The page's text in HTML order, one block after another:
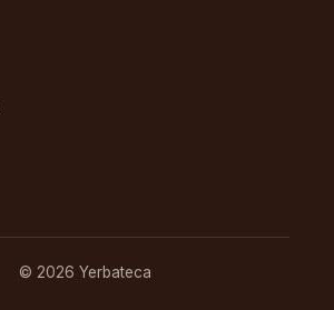
© 2026 Yerbateca